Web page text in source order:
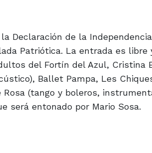
Declaración de la
Patriótica. La entrada es libre
del Fortín del Azul, Cristina
Ballet Pampa, Les
Rosa (tango y boleros,
será entonado por Mario Sosa.